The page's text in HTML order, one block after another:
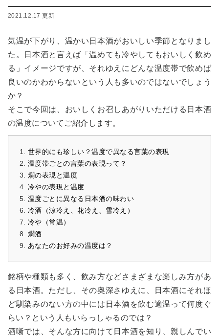
2021.12.17 更新
気温が下がり、温かい日本酒がおいしい季節となりまし
た。日本酒と言えば「温めても冷やしてもおいしく飲め
る」イメージですが、それゆえにどんな温度帯で飲めば
良いのかわからないという人も多いのではないでしょう
か？
そこで今回は、おいしくお召しあがりいただける日本酒
の温度についてご紹介します。
世界的にも珍しい？温度で異なる言葉の表現
温度帯ごとの言葉の表現って？
燗の表現と温度
冷やの表現と温度
温度ごとに異なる日本酒の味わい
冷酒（涼冷え、花冷え、雪冷え）
冷や（常温）
燗酒
あなたのお好みの温度は？
銘柄や種類も多く、飲み方などさまざまな楽しみ方があ
る日本酒。ただし、その奥深さゆえに、日本酒にそれほ
ど馴染みのない方の中には日本酒を飲む適温って何度ぐ
らい？という人もいらっしゃるのでは？
酒噺では、そんな方に向けて日本酒を知り、親しんでい